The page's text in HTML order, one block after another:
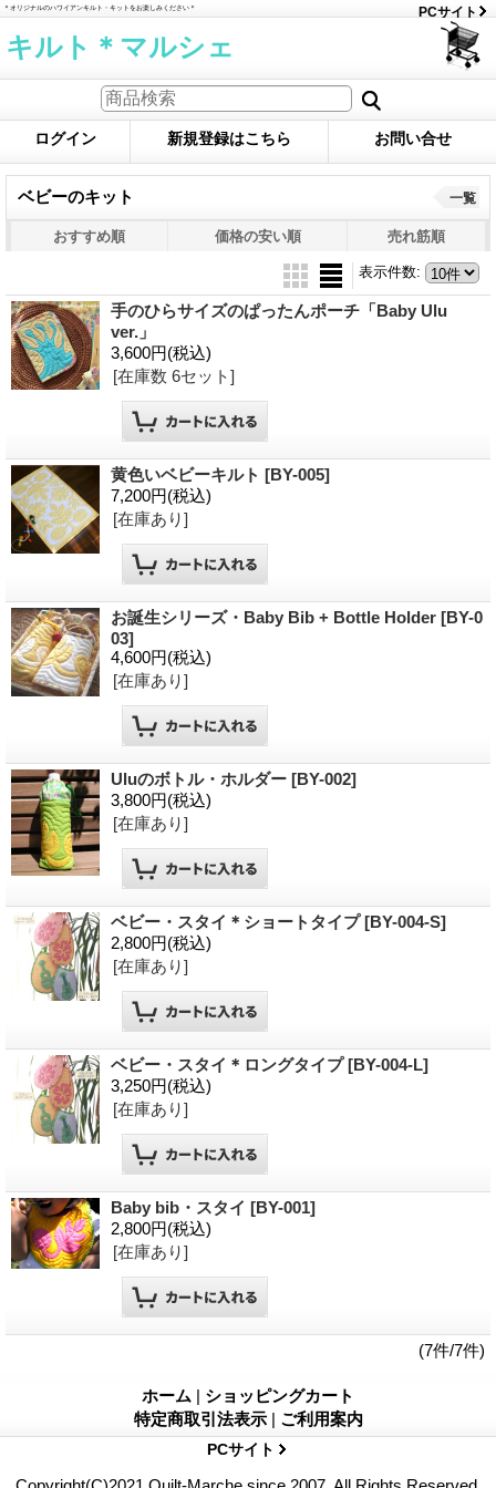
＊オリジナルのハワイアンキルト・キットをお楽しみください＊ PCサイト
キルト＊マルシェ
ログイン 新規登録はこちら お問い合せ
ベビーのキット 一覧
おすすめ順 価格の安い順 売れ筋順
表示件数:
手のひらサイズのぱったんポーチ「Baby Ulu
ver.」
3,600円(税込)
[在庫数 6セット]
黄色いベビーキルト [BY-005]
7,200円(税込)
[在庫あり]
お誕生シリーズ・Baby Bib + Bottle Holder [BY-0
03]
4,600円(税込)
[在庫あり]
Uluのボトル・ホルダー [BY-002]
3,800円(税込)
[在庫あり]
ベビー・スタイ＊ショートタイプ[BY-004-S]
2,800円(税込)
[在庫あり]
ベビー・スタイ＊ロングタイプ[BY-004-L]
3,250円(税込)
[在庫あり]
Baby bib・スタイ [BY-001]
2,800円(税込)
[在庫あり]
(7件/7件)
ホーム | ショッピングカート
特定商取引法表示 | ご利用案内
PCサイト